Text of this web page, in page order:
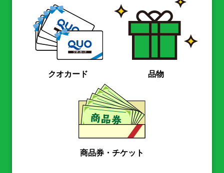
クオカード 品物
商品券・チケット